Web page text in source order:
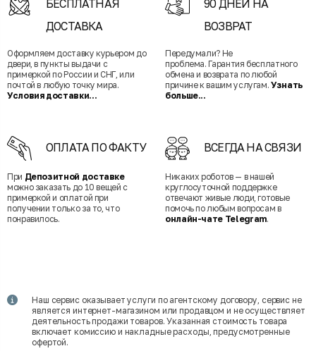
БЕСПЛАТНАЯ
ДОСТАВКА
Оформляем доставку курьером до
двери, в пункты выдачи с
примеркой по России и СНГ, или
почтой в любую точку мира.
Условия доставки...
90 ДНЕЙ НА
ВОЗВРАТ
Передумали? Не
проблема. Гарантия бесплатного
обмена и возврата по любой
причине к вашим услугам. Узнать
больше...
ОПЛАТА ПО ФАКТУ
При Депозитной доставке
можно заказать до 10 вещей с
примеркой и оплатой при
получении только за то, что
понравилось.
ВСЕГДА НА СВЯЗИ
Никаких роботов — в нашей
круглосуточной поддержке
отвечают живые люди, готовые
помочь по любым вопросам в
онлайн-чате Telegram.
Наш сервис оказывает услуги по агентскому договору, сервис не
является интернет-магазином или продавцом и не осуществляет
деятельность продажи товаров. Указанная стоимость товара
включает комиссию и накладные расходы, предусмотренные
офертой.